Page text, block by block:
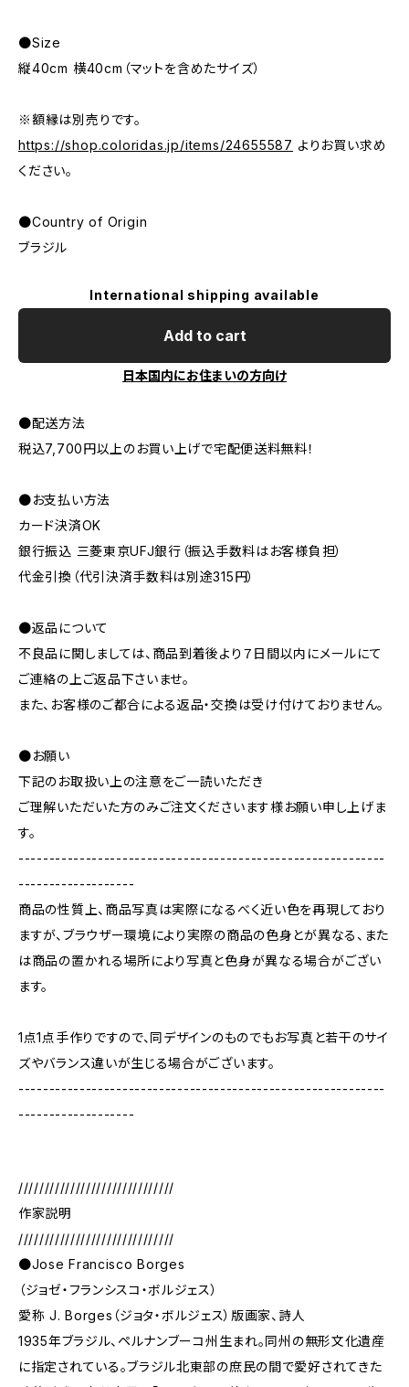
●Size
縦40cm 横40cm（マットを含めたサイズ）
※額縁は別売りです。
https://shop.coloridas.jp/items/24655587 よりお買い求め
ください。
●Country of Origin
ブラジル
International shipping available
Add to cart
日本国内にお住まいの方向け
●配送方法
税込7,700円以上のお買い上げで宅配便送料無料！
●お支払い方法
カード決済OK
銀行振込 三菱東京UFJ銀行（振込手数料はお客様負担）
代金引換（代引決済手数料は別途315円）
●返品について
不良品に関しましては、商品到着後より７日間以内にメールにて
ご連絡の上ご返品下さいませ。
また、お客様のご都合による返品・交換は受け付けておりません。
●お願い
下記のお取扱い上の注意をご一読いただき
ご理解いただいた方のみご注文くださいます様お願い申し上げま
す。
------------------------------------------------------------
-------------------
商品の性質上、商品写真は実際になるべく近い色を再現しており
ますが、ブラウザー環境により実際の商品の色身とが異なる、また
は商品の置かれる場所により写真と色身が異なる場合がござい
ます。
1点1点手作りですので、同デザインのものでもお写真と若干のサイ
ズやバランス違いが生じる場合がございます。
------------------------------------------------------------
-------------------
//////////////////////////////
作家説明
//////////////////////////////
●Jose Francisco Borges
（ジョゼ・フランシスコ・ボルジェス）
愛称 J. Borges（ジョタ・ボルジェス）版画家、詩人
1935年ブラジル、ペルナンブーコ州生まれ。同州の無形文化遺産
に指定されている。ブラジル北東部の庶民の間で愛好されてきた